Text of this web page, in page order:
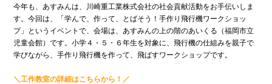
今年も、あすみんは、川崎重工業株式会社の社会貢献活動をお手伝いしま
す。今回は、「学んで、作って、とばそう！手作り飛行機ワークショッ
プ」というイベントで、会場は、あすみんの上の階のあいくる（福岡市立
児童会館）です。小学４・５・６年生を対象に、飛行機の仕組みを親子で
学びながら、手作り飛行機を作って、飛ばすワークショップです。
＼工作教室の詳細はこちらから！／